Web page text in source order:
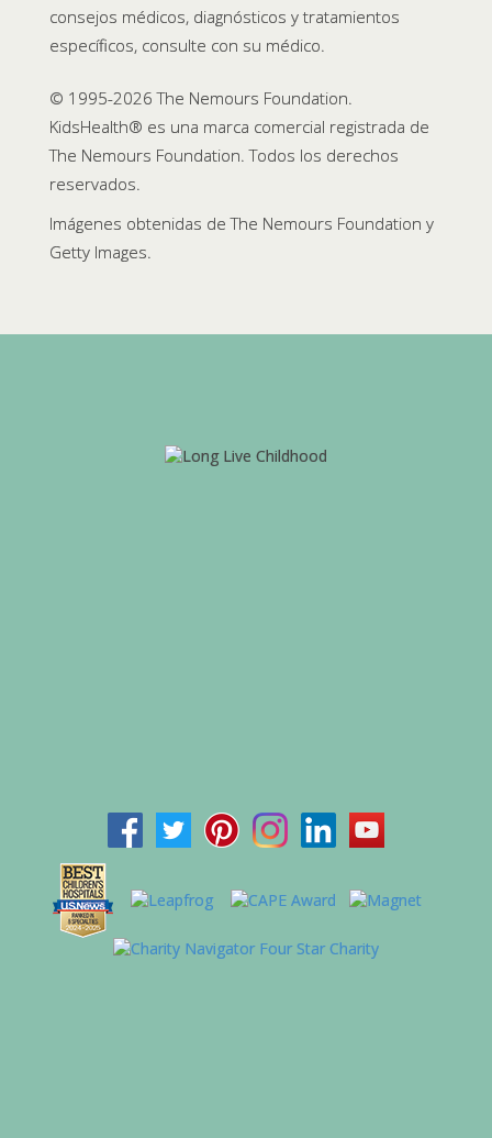
consejos médicos, diagnósticos y tratamientos
específicos, consulte con su médico.
© 1995-2026 The Nemours Foundation.
KidsHealth® es una marca comercial registrada de
The Nemours Foundation. Todos los derechos
reservados.
Imágenes obtenidas de The Nemours Foundation y
Getty Images.